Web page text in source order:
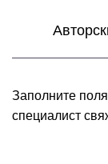
Заполните
специалист